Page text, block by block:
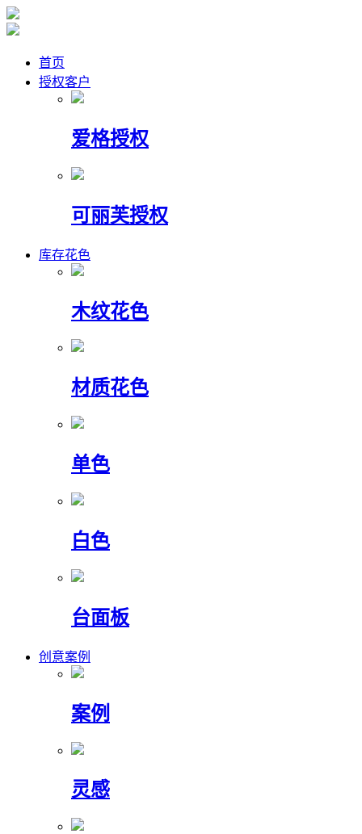
首页
授权客户
爱格授权
可丽芙授权
库存花色
木纹花色
材质花色
单色
白色
台面板
创意案例
案例
灵感